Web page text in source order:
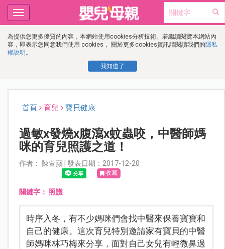
為提供您更多優質的內容，本網站使用cookies分析技術。若繼續閱覽本網站內
容，即表示您同意我們使用 cookies， 關於更多cookies資訊請閱讀我們的隱私
權說明 。
我知道了
Toggle
navigation
首頁 育兒 寶貝健康
過敏x發燒x腹瀉x蚊蟲咬，中醫師媽
咪的育兒照護之道！
作者： 陳萱蘋 | 發表日期：2017-12-20
收藏
關鍵字： 照護
時序入冬，有不少媽咪們會找中醫來保養寶寶和
自己的健康。這次育兒特別邀請家有寶貝的中醫
師媽咪林巧梅來分享，面對自己女兒有輕微鼻過